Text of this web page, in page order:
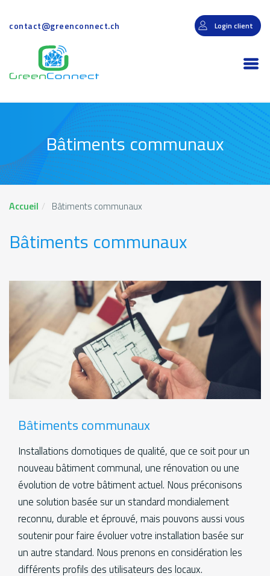
contenu
contact@greenconnect.ch Login client
Bâtiments communaux
Accueil Bâtiments communaux
Bâtiments communaux
Bâtiments communaux
Installations domotiques de qualité, que ce soit pour un
nouveau bâtiment communal, une rénovation ou une
évolution de votre bâtiment actuel. Nous préconisons
une solution basée sur un standard mondialement
reconnu, durable et éprouvé, mais pouvons aussi vous
soutenir pour faire évoluer votre installation basée sur
un autre standard. Nous prenons en considération les
différents profils des utilisateurs des locaux.